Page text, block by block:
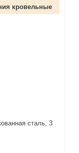
кровельные
сталь, 3